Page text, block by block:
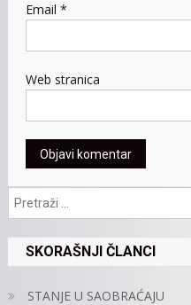
Email *
Web stranica
SKORAŠNJI ČLANCI
STANJE U SAOBRAĆAJU